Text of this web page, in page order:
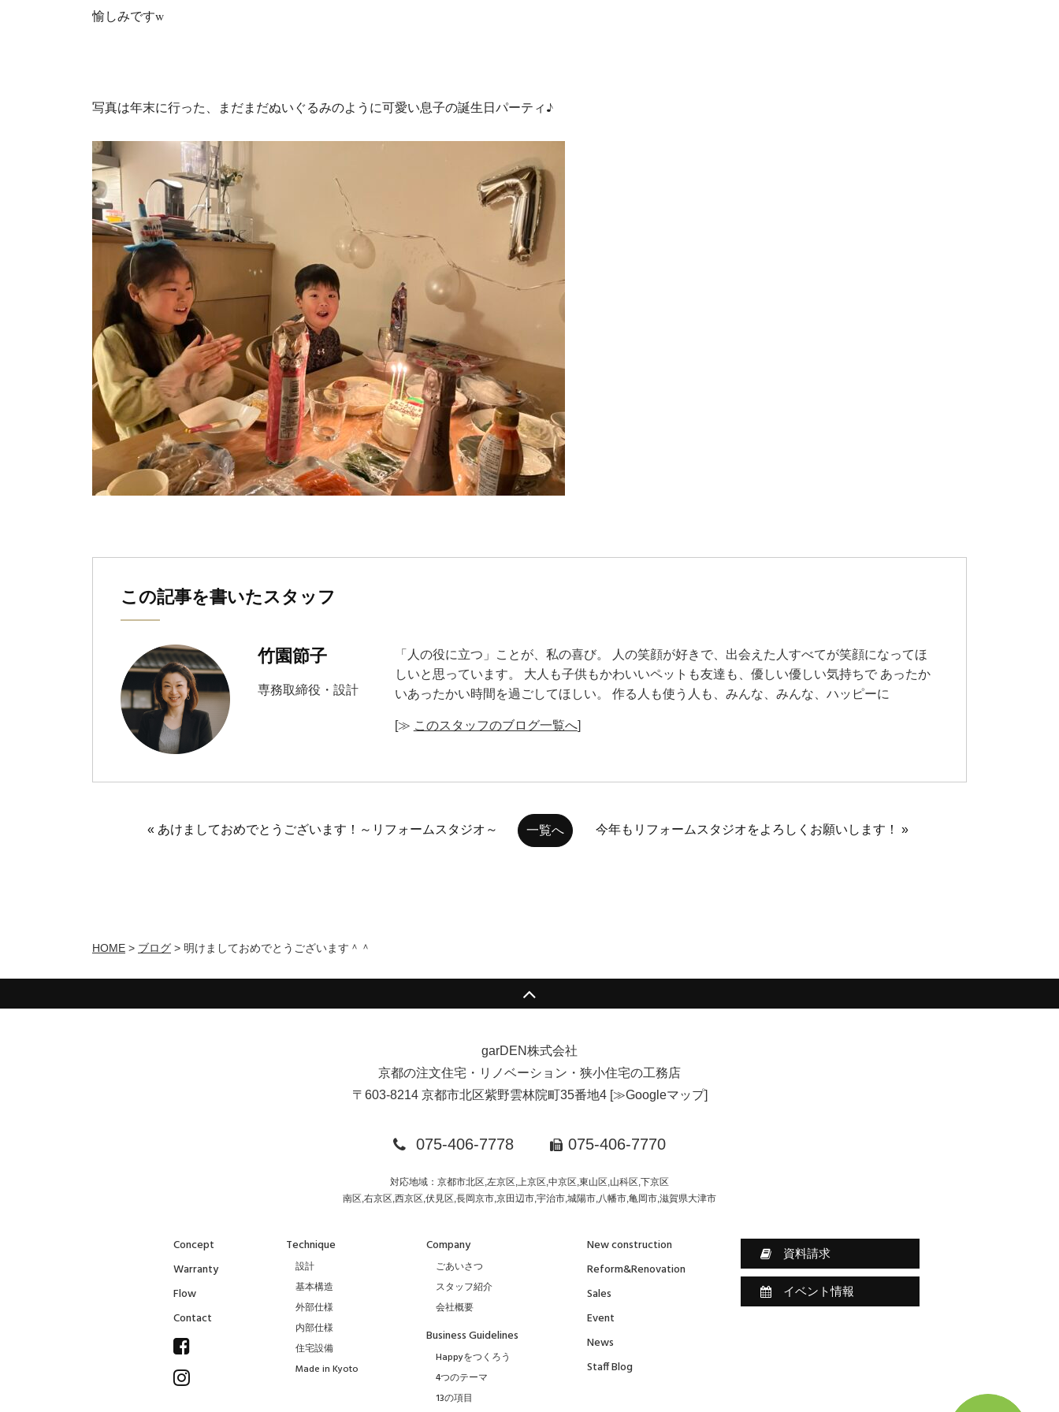
愉しみですw
写真は年末に行った、まだまだぬいぐるみのように可愛い息子の誕生日パーティ♪
この記事を書いたスタッフ
竹園節子
専務取締役・設計
「人の役に立つ」ことが、私の喜び。 人の笑顔が好きで、出会えた人すべてが笑顔になってほ
しいと思っています。 大人も子供もかわいいペットも友達も、優しい優しい気持ちで あったか
いあったかい時間を過ごしてほしい。 作る人も使う人も、みんな、みんな、ハッピーに
[≫ このスタッフのブログ一覧へ]
« あけましておめでとうございます！～リフォームスタジオ～ 一覧へ 今年もリフォームスタジオをよろしくお願いします！ »
HOME > ブログ > 明けましておめでとうございます＾＾
garDEN株式会社
京都の注文住宅・リノベーション・狭小住宅の工務店
〒603-8214 京都市北区紫野雲林院町35番地4[≫Googleマップ]
075-406-7778 075-406-7770
対応地域：京都市北区,左京区,上京区,中京区,東山区,山科区,下京区
南区,右京区,西京区,伏見区,長岡京市,京田辺市,宇治市,城陽市,八幡市,亀岡市,滋賀県大津市
Concept
Warranty
Flow
Contact
Technique
設計
基本構造
外部仕様
内部仕様
住宅設備
Made in Kyoto
Company
ごあいさつ
スタッフ紹介
会社概要
Business Guidelines
Happyをつくろう
4つのテーマ
13の項目
New construction
Reform&Renovation
Sales
Event
News
Staff Blog
資料請求
イベント情報